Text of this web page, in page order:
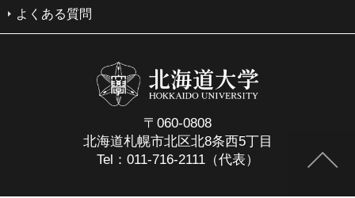
よくある質問
〒060-0808
北海道札幌市北区北8条西5丁目
Tel：011-716-2111（代表）